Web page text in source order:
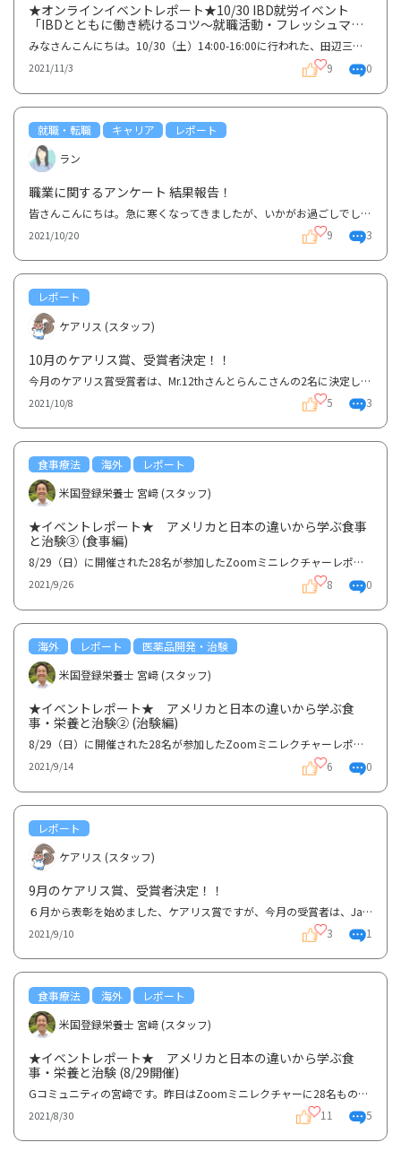
★オンラインイベントレポート★10/30 IBD就労イベント
「IBDとともに働き続けるコツ〜就職活動・フレッシュマ
ン〜」①
みなさんこんにちは。10/30（土）14:00-16:00に行われた、田辺三菱製薬株式会社・株式会社ジーケア共催...
2021/11/3 9 0
就職・転職 キャリア
レポート
ラン
職業に関するアンケート 結果報告！
皆さんこんにちは。急に寒くなってきましたが、いかがお過ごしでしょうか。私は昨日、あわててトレンチ...
2021/10/20 9 3
レポート
ケアリス (スタッフ)
10月のケアリス賞、受賞者決定！！
今月のケアリス賞受賞者は、Mr.12thさんとらんこさんの2名に決定しました！🎉🎉おめでとうリス🎉🎉プレ...
2021/10/8 5 3
食事療法 海外
レポート
米国登録栄養士 宮﨑 (スタッフ)
★イベントレポート★ アメリカと日本の違いから学ぶ食事
と治験③ (食事編)
8/29（日）に開催された28名が参加したZoomミニレクチャーレポートの第二弾です。今回は食事部分につい...
2021/9/26 8 0
海外 レポート
医薬品開発・治験
米国登録栄養士 宮﨑 (スタッフ)
★イベントレポート★ アメリカと日本の違いから学ぶ食
事・栄養と治験② (治験編)
8/29（日）に開催された28名が参加したZoomミニレクチャーレポートの第二弾です。今回は治験部分につい...
2021/9/14 6 0
レポート
ケアリス (スタッフ)
9月のケアリス賞、受賞者決定！！
６月から表彰を始めました、ケアリス賞ですが、今月の受賞者は、Jackさん、花さん、shoさんの３名に決定...
2021/9/10 3 1
食事療法 海外
レポート
米国登録栄養士 宮﨑 (スタッフ)
★イベントレポート★ アメリカと日本の違いから学ぶ食
事・栄養と治験 (8/29開催)
Gコミュニティの宮﨑です。昨日はZoomミニレクチャーに28名もの方にご参加いただき誠にありがとうござい...
2021/8/30 11 5